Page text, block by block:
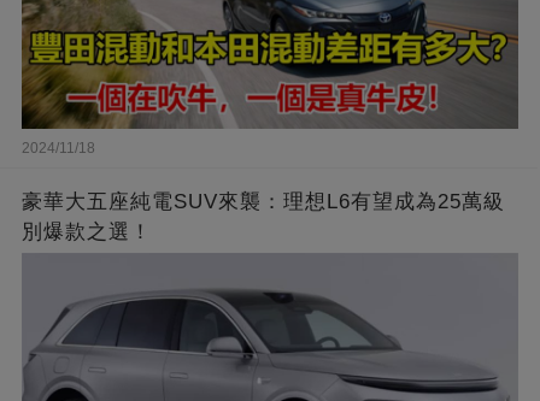
2024/11/18
豪華大五座純電SUV來襲：理想L6有望成為25萬級
別爆款之選！